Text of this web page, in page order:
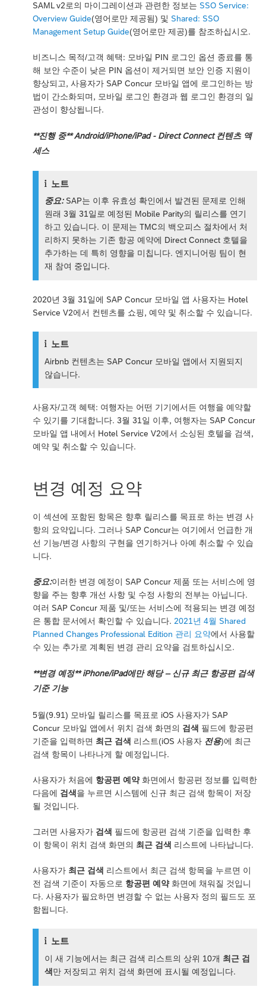
SAML v2로의 마이그레이션과 관련한 정보는 SSO Service:
Overview Guide(영어로만 제공됨) 및 Shared: SSO
Management Setup Guide(영어로만 제공)를 참조하십시오.
비즈니스 목적/고객 혜택: 모바일 PIN 로그인 옵션 종료를 통
해 보안 수준이 낮은 PIN 옵션이 제거되면 보안 인증 지원이
향상되고, 사용자가 SAP Concur 모바일 앱에 로그인하는 방
법이 간소화되며, 모바일 로그인 환경과 웹 로그인 환경의 일
관성이 향상됩니다.
**진행 중** Android/iPhone/iPad - Direct Connect 컨텐츠 액
세스
노트
중요:SAP는 이후 유효성 확인에서 발견된 문제로 인해
원래 3월 31일로 예정된 Mobile Parity의 릴리스를 연기
하고 있습니다. 이 문제는 TMC의 백오피스 절차에서 처
리하지 못하는 기존 항공 예약에 Direct Connect 호텔을
추가하는 데 특히 영향을 미칩니다. 엔지니어링 팀이 현
재 참여 중입니다.
2020년 3월 31일에 SAP Concur 모바일 앱 사용자는 Hotel
Service V2에서 컨텐츠를 쇼핑, 예약 및 취소할 수 있습니다.
노트
Airbnb 컨텐츠는 SAP Concur 모바일 앱에서 지원되지
않습니다.
사용자/고객 혜택: 여행자는 어떤 기기에서든 여행을 예약할
수 있기를 기대합니다. 3월 31일 이후, 여행자는 SAP Concur
모바일 앱 내에서 Hotel Service V2에서 소싱된 호텔을 검색,
예약 및 취소할 수 있습니다.
변경 예정 요약
이 섹션에 포함된 항목은 향후 릴리스를 목표로 하는 변경 사
항의 요약입니다. 그러나 SAP Concur는 여기에서 언급한 개
선 기능/변경 사항의 구현을 연기하거나 아예 취소할 수 있습
니다.
중요:이러한 변경 예정이 SAP Concur 제품 또는 서비스에 영
향을 주는 향후 개선 사항 및 수정 사항의 전부는 아닙니다.
여러 SAP Concur 제품 및/또는 서비스에 적용되는 변경 예정
은 통합 문서에서 확인할 수 있습니다. 2021년 4월 Shared
Planned Changes Professional Edition 관리 요약에서 사용할
수 있는 추가로 계획된 변경 관리 요약을 검토하십시오.
**변경 예정** iPhone/iPad에만 해당 – 신규 최근 항공편 검색
기준 기능
5월(9.91) 모바일 릴리스를 목표로 iOS 사용자가 SAP
Concur 모바일 앱에서 위치 검색 화면의 검색 필드에 항공편
기준을 입력하면 최근 검색 리스트(iOS 사용자 전용)에 최근
검색 항목이 나타나게 할 예정입니다.
사용자가 처음에 항공편 예약화면에서 항공편 정보를 입력한
다음에 검색을 누르면 시스템에 신규 최근 검색 항목이 저장
될 것입니다.
그러면 사용자가 검색 필드에 항공편 검색 기준을 입력한 후
이 항목이 위치 검색 화면의 최근 검색 리스트에 나타납니다.
사용자가 최근 검색 리스트에서 최근 검색 항목을 누르면 이
전 검색 기준이 자동으로 항공편 예약화면에 채워질 것입니
다. 사용자가 필요하면 변경할 수 없는 사용자 정의 필드도 포
함됩니다.
노트
이 새 기능에서는 최근 검색 리스트의 상위 10개 최근 검
색만 저장되고 위치 검색 화면에 표시될 예정입니다.